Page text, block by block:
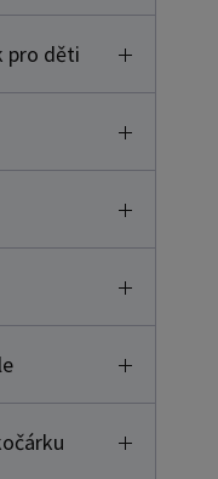
pro děti